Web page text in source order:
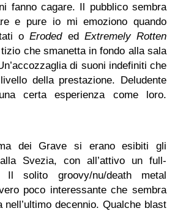
fanno cagare. Il pubblico sembra
e pure io mi emoziono quando
oErodeded Extremely Rotten
che smanetta in fondo alla sala
di suoni indefiniti che
della prestazione. Deludente
certa esperienza come loro.
dei Grave si erano esibiti gli
Svezia, con all’attivo un full-
solito groovy/nu/death metal
poco interessante che sembra
nell’ultimo decennio. Qualche blast